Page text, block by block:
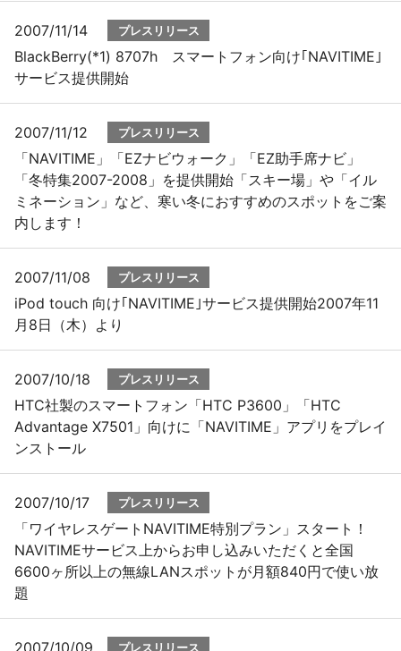
2007/11/14 プレスリリース
BlackBerry(*1) 8707h スマートフォン向け｢NAVITIME｣
サービス提供開始
2007/11/12 プレスリリース
「NAVITIME」「EZナビウォーク」「EZ助手席ナビ」
「冬特集2007-2008」を提供開始「スキー場」や「イル
ミネーション」など、寒い冬におすすめのスポットをご案
内します！
2007/11/08 プレスリリース
iPod touch 向け｢NAVITIME｣サービス提供開始2007年11
月8日（木）より
2007/10/18 プレスリリース
HTC社製のスマートフォン「HTC P3600」「HTC
Advantage X7501」向けに「NAVITIME」アプリをプレイ
ンストール
2007/10/17 プレスリリース
「ワイヤレスゲートNAVITIME特別プラン」スタート！
NAVITIMEサービス上からお申し込みいただくと全国
6600ヶ所以上の無線LANスポットが月額840円で使い放
題
2007/10/09 プレスリリース